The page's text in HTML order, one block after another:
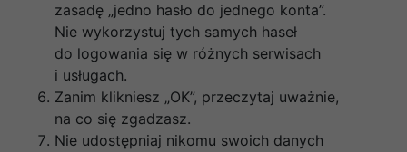
zasadę „jedno hasło do jednego konta”.
Nie wykorzystuj tych samych haseł
do logowania się w różnych serwisach
i usługach.
Zanim klikniesz „OK”, przeczytaj uważnie,
na co się zgadzasz.
Nie udostępniaj nikomu swoich danych